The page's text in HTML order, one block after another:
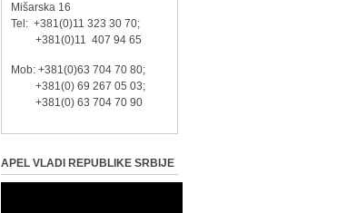
Mišarska 16
Tel: +381(0)11 323 30 70;
+381(0)11 407 94 65
Mob: +381(0)63 704 70 80;
+381(0) 69 267 05 03;
+381(0) 63 704 70 90
APEL VLADI REPUBLIKE SRBIJE